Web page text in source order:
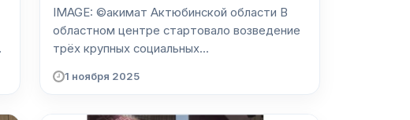
IMAGE: ©акимат Актюбинской области В
областном центре стартовало возведение
трёх крупных социальных...
1 ноября 2025